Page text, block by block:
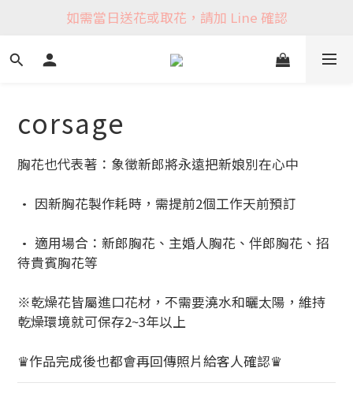
如需當日送花或取花，請加 Line 確認
corsage
胸花也代表著：象徵新郎將永遠把新娘別在心中
• 因新胸花製作耗時，需提前2個工作天前預訂
• 適用場合：新郎胸花、主婚人胸花、伴郎胸花、招
待貴賓胸花等
※乾燥花皆屬進口花材，不需要澆水和曬太陽，維持
乾燥環境就可保存2~3年以上
♛作品完成後也都會再回傳照片給客人確認♛